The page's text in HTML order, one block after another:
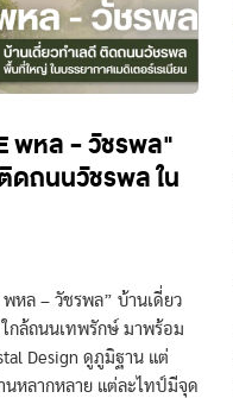
พหล - วัชรพล"
ดถนนวัชรพล ใน
พหล – วัชรพล” บ้านเดี่ยว
กล้ถนนเทพรักษ์ มาพร้อม
Design ดูภูมิฐาน แต่
นหลากหลาย แต่ละไทป์มีจุด